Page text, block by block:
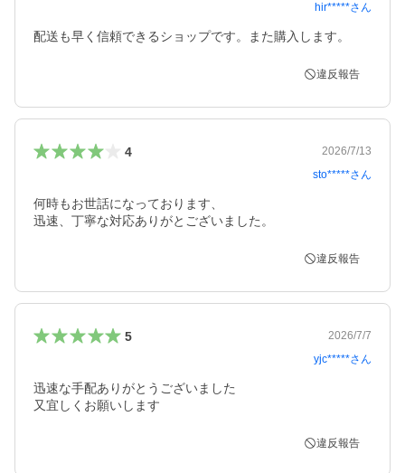
hir*****さん
配送も早く信頼できるショップです。また購入します。
違反報告
4
2026/7/13
sto*****さん
何時もお世話になっております、
迅速、丁寧な対応ありがとございました。
違反報告
5
2026/7/7
yjc*****さん
迅速な手配ありがとうございました
又宜しくお願いします
違反報告